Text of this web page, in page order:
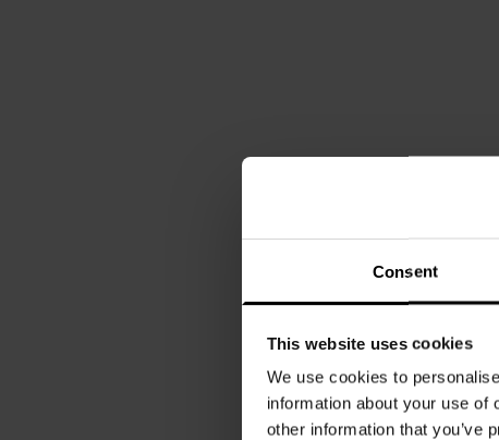
Consent
This website uses cookies
We use cookies to
information about your use of
other information that you’ve